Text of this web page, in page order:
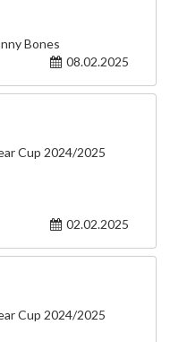
Bones
08.02.2025
Cup 2024/2025
02.02.2025
Cup 2024/2025